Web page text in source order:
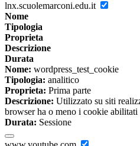
lnx.scuolemarconi.edu.it
Nome
Tipologia
Proprieta
Descrizione
Durata
Nome: wordpress_test_cookie
Tipologia: analitico
Proprieta: Prima parte
Descrizione: Utilizzato su siti
browser ha o meno i cookie abilitati
Durata: Sessione